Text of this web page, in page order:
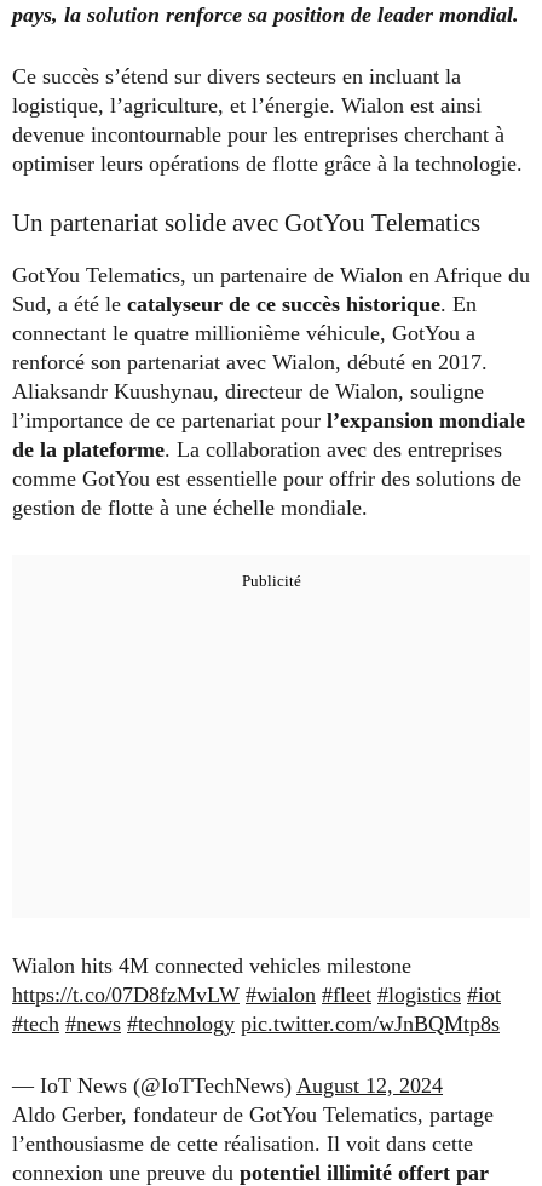
pays, la solution renforce sa position de leader mondial.
Ce succès s’étend sur divers secteurs en incluant la
logistique, l’agriculture, et l’énergie. Wialon est ainsi
devenue incontournable pour les entreprises cherchant à
optimiser leurs opérations de flotte grâce à la technologie.
Un partenariat solide avec GotYou Telematics
GotYou Telematics, un partenaire de Wialon en Afrique du
Sud, a été le catalyseur de ce succès historique. En
connectant le quatre millionième véhicule, GotYou a
renforcé son partenariat avec Wialon, débuté en 2017.
Aliaksandr Kuushynau, directeur de Wialon, souligne
l’importance de ce partenariat pour l’expansion mondiale
de la plateforme. La collaboration avec des entreprises
comme GotYou est essentielle pour offrir des solutions de
gestion de flotte à une échelle mondiale.
Wialon hits 4M connected vehicles milestone
https://t.co/07D8fzMvLW #wialon #fleet #logistics #iot
#tech #news #technology pic.twitter.com/wJnBQMtp8s
— IoT News (@IoTTechNews) August 12, 2024
Aldo Gerber, fondateur de GotYou Telematics, partage
l’enthousiasme de cette réalisation. Il voit dans cette
connexion une preuve du potentiel illimité offert par